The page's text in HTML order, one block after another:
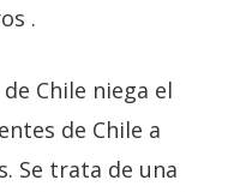
.
Chile niega el
de Chile a
Se trata de una